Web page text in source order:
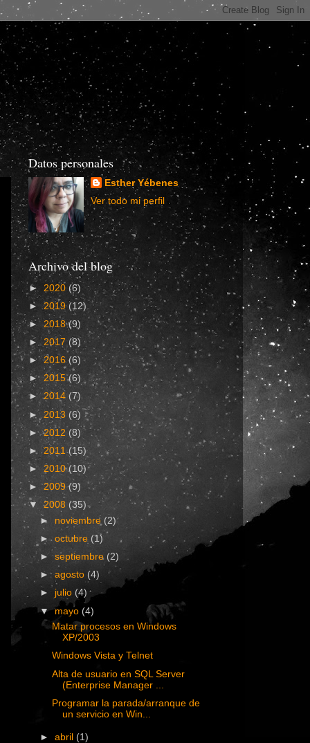
Datos personales
Esther Yébenes
Ver todo mi perfil
Archivo del blog
► 2020 (6)
► 2019 (12)
► 2018(9)
► 2017 (8)
►2016 (6)
► 2015(6)
►2014(7)
► 2013 (6)
►2012 (8)
►2011(15)
► 2010(10)
►2009(9)
▼2008 (35)
► noviembre (2)
►octubre (1)
►septiembre (2)
►agosto (4)
► julio (4)
▼mayo (4)
Matar procesos en Windows
XP/2003
Windows Vista y Telnet
Alta de usuario en SQL Server
(Enterprise Manager ...
Programar la parada/arranque de
un servicio en Win...
►abril (1)